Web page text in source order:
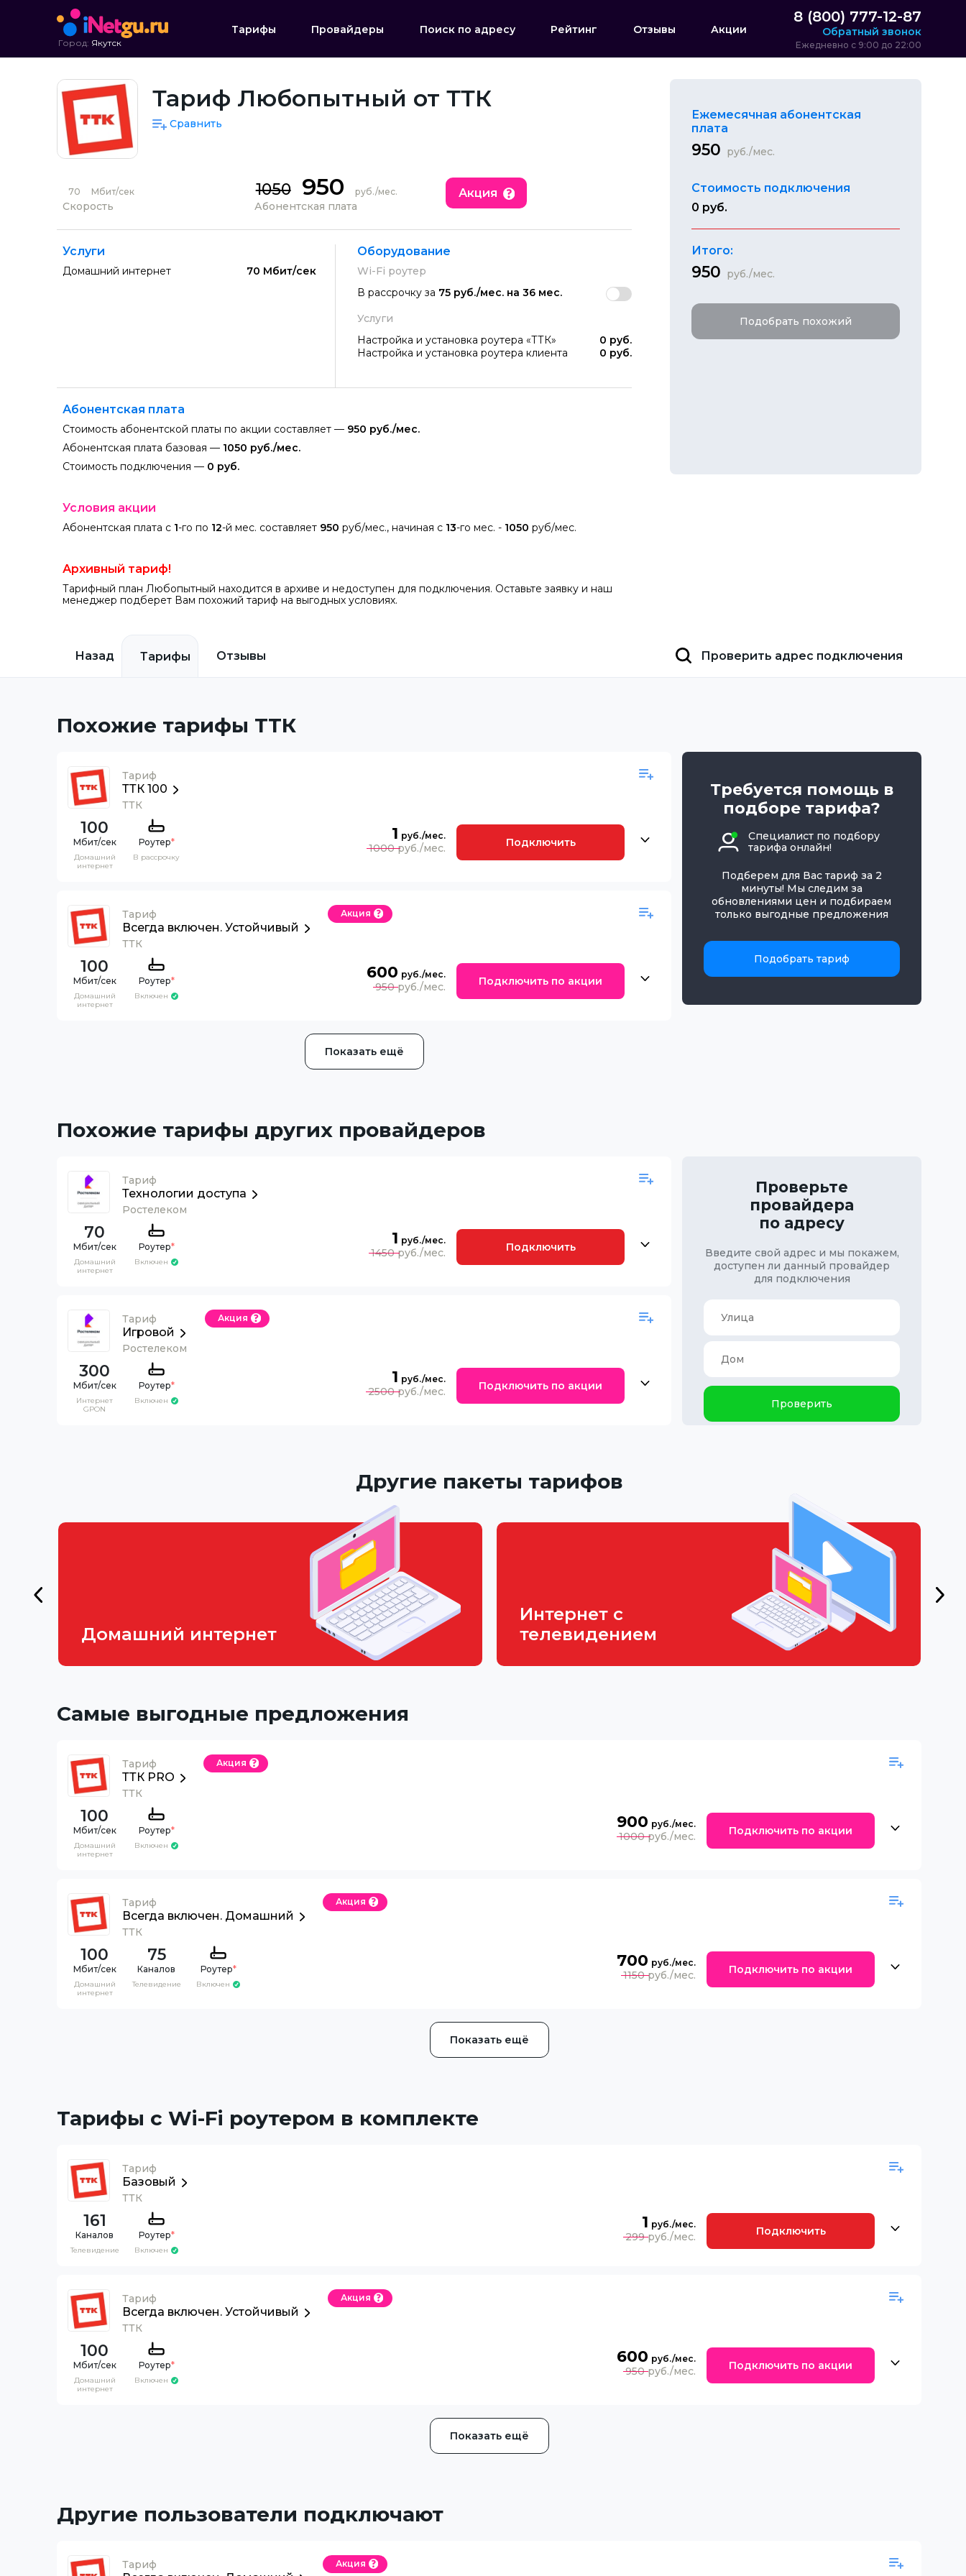
Город: Якутск
Тарифы Провайдеры Поиск по адресу Рейтинг Отзывы Акции
8 (800) 777-12-87
Обратный звонок
Ежедневно с 9:00 до 22:00
Тариф Любопытный от ТТК
Сравнить
70 Мбит/сек
Скорость
1050 950 руб./мес.
Абонентская плата
Акция
Услуги
Домашний интернет 70 Мбит/сек
Оборудование
Wi-Fi роутер
В рассрочку за 75 руб./мес. на 36 мес.
Услуги
Настройка и установка роутера «ТТК»
0 руб.
Настройка и установка роутера клиента
0 руб.
Абонентская плата
Стоимость абонентской платы по акции составляет — 950 руб./мес.
Абонентская плата базовая — 1050 руб./мес.
Стоимость подключения — 0 руб.
Условия акции
Абонентская плата с 1-го по 12-й мес. составляет 950 руб/мес., начиная с 13-го мес. - 1050 руб/мес.
Архивный тариф!
Тарифный план Любопытный находится в архиве и недоступен для подключения. Оставьте заявку и наш
менеджер подберет Вам похожий тариф на выгодных условиях.
Ежемесячная абонентская
плата
950 руб./мес.
Стоимость подключения
0 руб.
Итого:
950 руб./мес.
Подобрать похожий
Назад Тарифы Отзывы Проверить адрес подключения
Похожие тарифы ТТК
Тариф
ТТК 100
ТТК
100
Домашний
интернет
Роутер*
В рассрочку
1
1000 Подключить
Тариф
Всегда включен. Устойчивый
ТТК
Акция
100
Домашний
интернет
Роутер*
Включен
600
950 Подключить по акции
Показать ещё
Требуется помощь в
подборе тарифа?
Специалист по подбору
тарифа онлайн!
Подберем для Вас тариф за 2
минуты! Мы следим за
обновлениями цен и подбираем
только выгодные предложения
Подобрать тариф
Похожие тарифы других провайдеров
Тариф
Технологии доступа
Ростелеком
70
Домашний
интернет
Роутер*
Включен
1
1450 Подключить
Тариф
Игровой
Ростелеком
Акция
300
Интернет
GPON
Роутер*
Включен
1
2500 Подключить по акции
Проверьте
провайдера
по адресу
Введите свой адрес и мы покажем,
доступен ли данный провайдер
для подключения
Проверить
Другие пакеты тарифов
Домашний интернет
Интернет с
телевидением
Самые выгодные предложения
Тариф
ТТК PRO
ТТК
Акция
100
Домашний
интернет
Роутер*
Включен
900
1000 Подключить по акции
Тариф
Всегда включен. Домашний
ТТК
Акция
100
Домашний
интернет
75
Каналов
Телевидение
Роутер*
Включен
700
1150 Подключить по акции
Показать ещё
Тарифы с Wi-Fi роутером в комплекте
Тариф
Базовый
ТТК
161
Каналов
Телевидение
Роутер*
Включен
1
299 Подключить
Тариф
Всегда включен. Устойчивый
ТТК
Акция
100
Домашний
интернет
Роутер*
Включен
600
950 Подключить по акции
Показать ещё
Другие пользователи подключают
Тариф Акция